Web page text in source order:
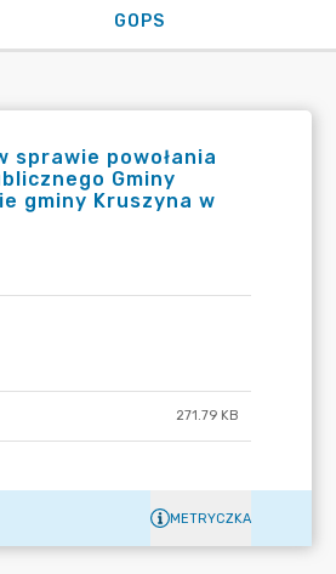
GOPS
sprawie powołania
Gminy
gminy Kruszyna w
271.79 KB
METRYCZKA